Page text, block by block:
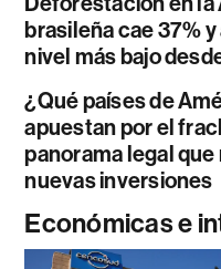
brasileña cae 37% y
nivel más bajo
¿Qué países de
apuestan por el
panorama legal que
nuevas inversiones
Económicas e